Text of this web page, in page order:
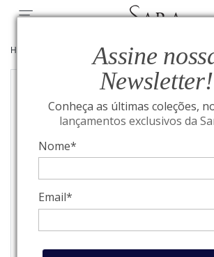
Assine
Newsletter!
Conheça as últimas coleções,
lançamentos exclusivos da
Nome*
Email*
HOME BRINCOS